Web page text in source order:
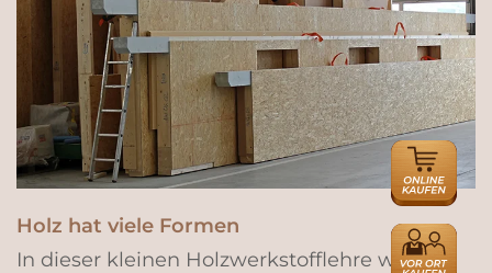
Holz hat viele Formen
In dieser kleinen Holzwerkstofflehre werden
ONLINE